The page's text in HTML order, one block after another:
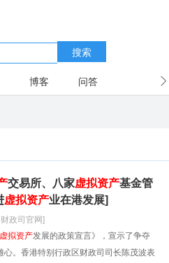
搜索
博客 问答
交易所、八家虚拟资产基金管
虚拟资产业在港发展]
财政司官网]
虚拟资产发展的政策宣言》，宣示了争夺
心。香港特别行政区财政司司长陈茂波表